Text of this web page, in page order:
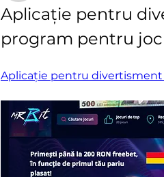
Aplicație pentru
program pentru
Aplicație pentru